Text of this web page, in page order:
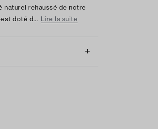
naturel rehaussé de notre
est doté d… Lire la suite